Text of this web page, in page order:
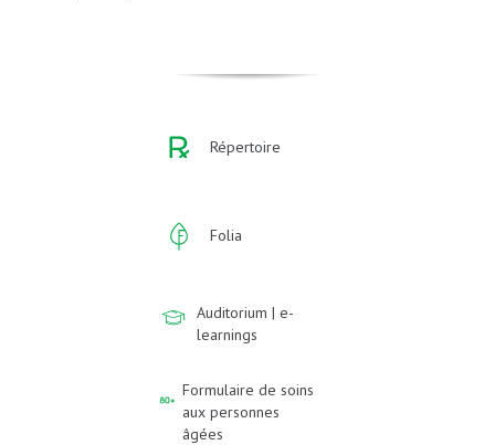
Répertoire
Folia
Auditorium | e-
learnings
Formulaire de soins
aux personnes
âgées